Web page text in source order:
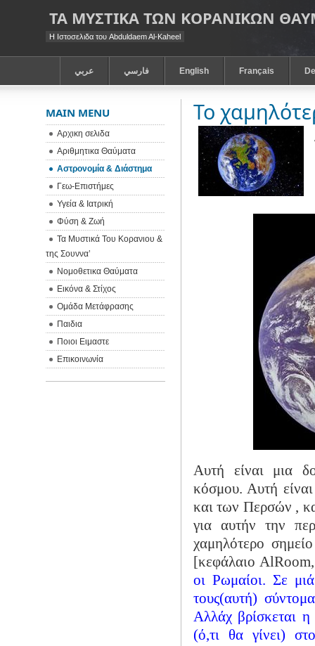
ΤΑ ΜΥΣΤΙΚΑ ΤΩΝ ΚΟΡΑΝΙΚΩΝ
Η Ιστοσελιδα του Abduldaem Al-Kaheel
عربي فارسي English Français
Το
Αυτή είναι μια
κόσμου. Αυτή
και των Περσών ,
για αυτήν την
χαμηλότερο
[κεφάλαιο AlRoom,
οι Ρωμαίοι. Σε
τους(αυτή)
Αλλάχ βρίσκεται
(ό,τι θα γίνει)
MAIN MENU
Αρχικη σελιδα
Αριθμητικα Θαύματα
Αστρονομία & Διάστημα
Γεω-Eπιστήμες
Υγεία & Ιατρική
Φύση & Ζωή
Τα Μυστικά Του Κορανιου &
της Σουννα’
Νομοθετικα Θαύματα
Εικόνα & Στίχος
Ομάδα Μετάφρασης
Παιδια
Ποιοι Ειμαστε
Επικοινωνία